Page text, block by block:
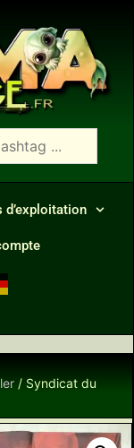
d’exploitation
/ Syndicat du